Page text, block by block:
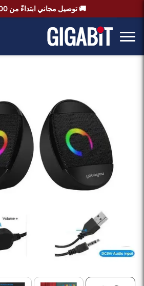
🚚 توصيل مجاني ابتداءً من 1200 DH ✨